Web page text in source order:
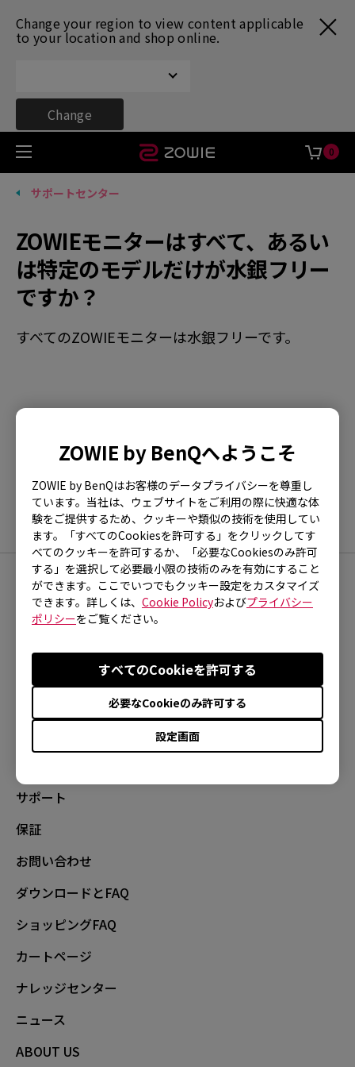
Change your region to view content applicable
to your location and shop online.
Change
ZOWIE by BenQへようこそ
ZOWIE by BenQはお客様のデータプライバシーを尊重し
ています。当社は、ウェブサイトをご利用の際に快適な体
験をご提供するため、クッキーや類似の技術を使用してい
ます。「すべてのCookiesを許可する」をクリックしてす
べてのクッキーを許可するか、「必要なCookiesのみ許可
する」を選択して必要最小限の技術のみを有効にすること
ができます。ここでいつでもクッキー設定をカスタマイズ
できます。詳しくは、 Cookie Policyおよびプライバシー
ポリシーをご覧ください。
設定画面
必要なCookieのみ許可する
すべてのCookieを許可する
0
サポートセンター
ZOWIEモニターはすべて、あるい
は特定のモデルだけが水銀フリー
ですか？
すべてのZOWIEモニターは水銀フリーです。
はい いいえ
FOLLOW
サポート
保証
お問い合わせ
ダウンロードとFAQ
ショッピングFAQ
カートページ
ナレッジセンター
ニュース
ABOUT US